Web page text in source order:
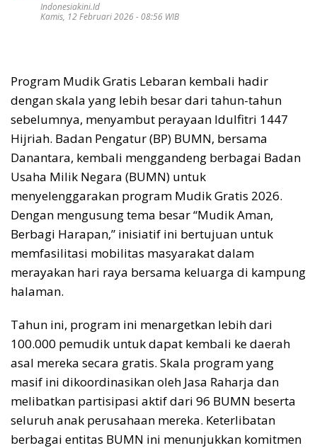
Indonesiakini.id
Kamis, 12 Februari 2026 - 08:56 WIB
Program Mudik Gratis Lebaran kembali hadir
dengan skala yang lebih besar dari tahun-tahun
sebelumnya, menyambut perayaan Idulfitri 1447
Hijriah. Badan Pengatur (BP) BUMN, bersama
Danantara, kembali menggandeng berbagai Badan
Usaha Milik Negara (BUMN) untuk
menyelenggarakan program Mudik Gratis 2026.
Dengan mengusung tema besar “Mudik Aman,
Berbagi Harapan,” inisiatif ini bertujuan untuk
memfasilitasi mobilitas masyarakat dalam
merayakan hari raya bersama keluarga di kampung
halaman.
Tahun ini, program ini menargetkan lebih dari
100.000 pemudik untuk dapat kembali ke daerah
asal mereka secara gratis. Skala program yang
masif ini dikoordinasikan oleh Jasa Raharja dan
melibatkan partisipasi aktif dari 96 BUMN beserta
seluruh anak perusahaan mereka. Keterlibatan
berbagai entitas BUMN ini menunjukkan komitmen